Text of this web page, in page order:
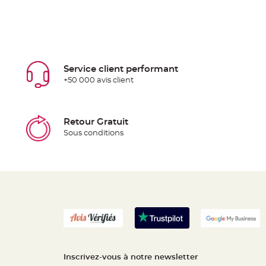
Service client performant
+50 000 avis client
Retour Gratuit
Sous conditions
Inscrivez-vous à notre newsletter